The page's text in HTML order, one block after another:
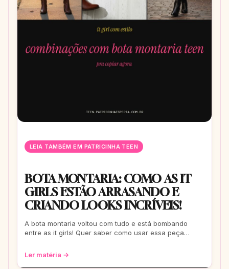
LEIA TAMBÉM EM PATRICINHA TEEN
BOTA MONTARIA: COMO AS IT
GIRLS ESTÃO ARRASANDO E
CRIANDO LOOKS INCRÍVEIS!
A bota montaria voltou com tudo e está bombando
entre as it girls! Quer saber como usar essa peça
Ler matéria →